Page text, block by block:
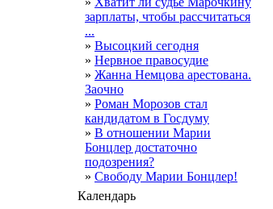
зарплаты, чтобы рассчитаться
...
» Высоцкий сегодня
» Нервное правосудие
» Жанна Немцова арестована.
Заочно
» Роман Морозов стал
кандидатом в Госдуму
» В отношении Марии
Бонцлер достаточно
подозрения?
» Свободу Марии Бонцлер!
Календарь